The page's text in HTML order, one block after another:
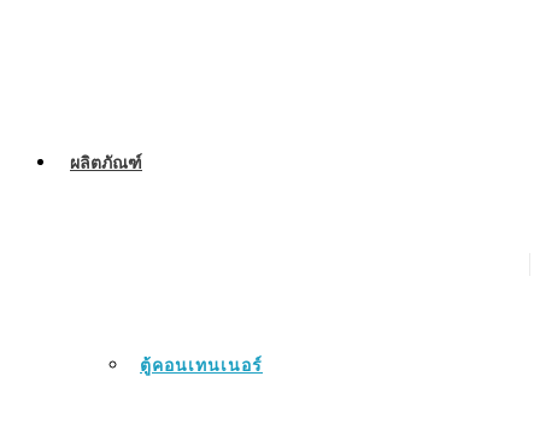
ผลิตภัณฑ์
ตู้คอนเทนเนอร์